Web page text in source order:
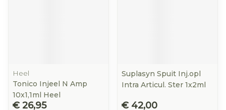
Heel
Tonico Injeel N Amp
10x1,1ml Heel
€ 26,95
Suplasyn Spuit Inj.opl
Intra Articul. Ster 1x2ml
€ 42,00